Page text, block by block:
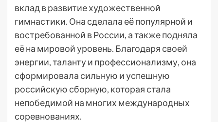
вклад в развитие художественной
гимнастики. Она сделала её популярной и
востребованной в России, а также подняла
её на мировой уровень. Благодаря своей
энергии, таланту и профессионализму, она
сформировала сильную и успешную
российскую сборную, которая стала
непобедимой на многих международных
соревнованиях.